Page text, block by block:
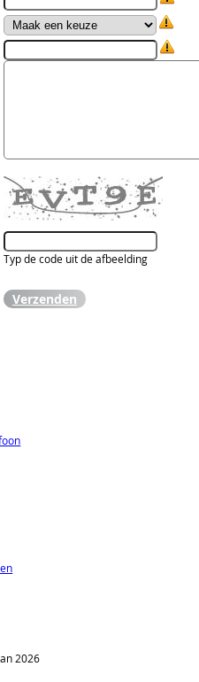
Typ de code uit de afbeelding
Verzenden
2026